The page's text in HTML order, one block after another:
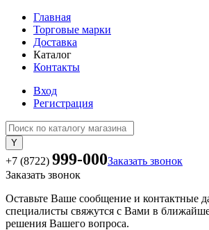
Главная
Торговые марки
Доставка
Каталог
Контакты
Вход
Регистрация
+7 (8722) 999-000Заказать звонок
Заказать звонок
Оставьте Ваше сообщение и контактные
специалисты свяжутся с Вами в
решения Вашего вопроса.